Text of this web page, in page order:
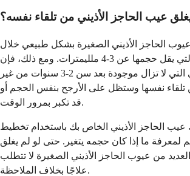
عيب الحاجز الأذيني من تلقاء نفسه؟
الحاجز الأذيني الصغيرة بشكل طبيعي خلال
الطفولة، خاصةً تلك التي يقل حجمها عن 3-4 ملليمترات. ومع ذلك، فإن
عيوب الحاجز الأذيني التي لا تزال موجودة بعد سن 2-3 سنوات من غير
تلقاء نفسها وستظل على الأرجح بنفس الحجم أو
قد تكبر بمرور الوقت.
الحاجز الأذيني الخاص بك باستخدام تخطيط
لمعرفة ما إذا كان حجمه يتغير. حتى لو لم يغلق
من عيوب الحاجز الأذيني الصغيرة لا تتطلب
علاجًا بخلاف الملاحظة.